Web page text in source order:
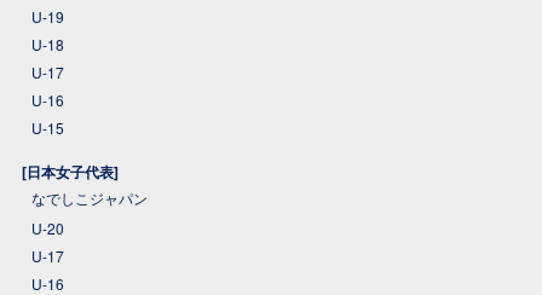
U-19
U-18
U-17
U-16
U-15
[日本女子代表]
なでしこジャパン
U-20
U-17
U-16